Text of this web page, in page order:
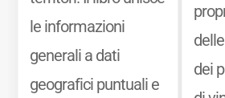
le informazioni
generali a dati
geografici puntuali e
delle
dei